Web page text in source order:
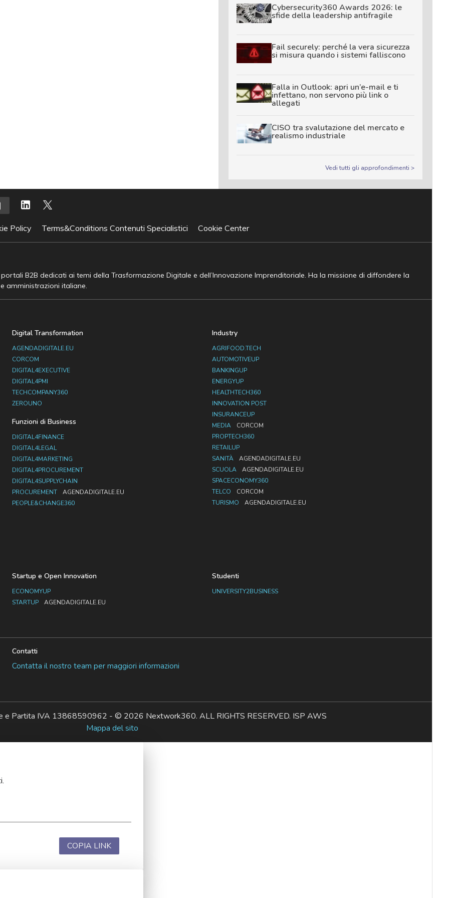
Cybersecurity360 Awards 2026: le
sfide della leadership antifragile
Fail securely: perché la vera sicurezza
si misura quando i sistemi falliscono
Falla in Outlook: apri un’e-mail e ti
infettano, non servono più link o
allegati
CISO tra svalutazione del mercato e
realismo industriale
Vedi tutti gli approfondimenti >
Policy Terms&Conditions Contenuti Specialistici Cookie Center
B2B dedicati ai temi della Trasformazione Digitale e dell’Innovazione Imprenditoriale. Ha la missione di diffondere la
amministrazioni italiane.
Digital Transformation
AGENDADIGITALE.EU
CORCOM
DIGITAL4EXECUTIVE
DIGITAL4PMI
TECHCOMPANY360
ZEROUNO
Funzioni di Business
DIGITAL4FINANCE
DIGITAL4LEGAL
DIGITAL4MARKETING
DIGITAL4PROCUREMENT
DIGITAL4SUPPLYCHAIN
PROCUREMENT
AGENDADIGITALE.EU
PEOPLE&CHANGE360
Industry
AGRIFOOD.TECH
AUTOMOTIVEUP
BANKINGUP
ENERGYUP
HEALTHTECH360
INNOVATION POST
INSURANCEUP
MEDIA
CORCOM
PROPTECH360
RETAILUP
SANITÀ
AGENDADIGITALE.EU
SCUOLA
AGENDADIGITALE.EU
SPACECONOMY360
TELCO
CORCOM
TURISMO
AGENDADIGITALE.EU
Startup e Open Innovation
ECONOMYUP
STARTUP
AGENDADIGITALE.EU
Studenti
UNIVERSITY2BUSINESS
Contatti
Contatta il nostro team per maggiori informazioni
e Partita IVA 13868590962 - © 2026 Nextwork360. ALL RIGHTS RESERVED. ISP AWS
Mappa del sito
COPIA LINK